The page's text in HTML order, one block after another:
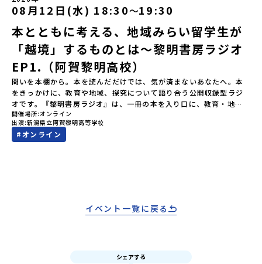
知メールをお受け取りいただけません。その場合は、
「@miratabi.jp」からのメールを受信できるよう設定をお願いいた
します。※結果に関する個別のお問合せにはお答えしておりません
ので、ご了承ください。・お申し込みについてお申込はお一人様1回
限りです。PC・スマートフォンからお申込ください。申込後の内容
変更はできません。お申込時は、メールアドレスの入力間違いにご
注意ください。・宿泊について１室に複数(同性2～4名程度)で宿泊
いただく予定です。・食事アレルギー対応について個別の詳細なア
レルギー対応希望にはお応えしかねる場合がございます。対応が必
要な場合は必ず事前にご相談ください。・参加取消や急遽参加でき
なくなった場合について参加決定後の参加お取り消しはご遠慮下さ
い。やむを得ないお取り消しの場合はお早めに事務局までご連絡く
ださい。・キャンセルポリシーやむを得ない参加お取り消しの場
加またはプログラム開始後の解除：100％・催行中止について天候な
どの状況等によって開催を見合わせる可能性があります。その場合
にてご連絡いたします。・よくあるご質問その他、よくあるご質問
い方へ〜全体説明を聞いたうえで、「プログラムで何をするの？」
日のプログラムの中身をお伝えします。日時：6月10日(水) 19：
00〜20：00内容：どんなところ？プログラム詳細解説、質疑応答紹
介地域：鹿児島県出水市・出水工業高校/北海道標津町/岩手県八幡
平市/愛媛県鬼北町＊4つの地域のプログラムを1時間でぎゅっとお届
けします。お申し込み：https://c-mirai.jp/events/064069お気
軽にどうぞ！「はじめての一人旅だけど大丈夫？」「どんな体験が
できるの？」そんな保護者様の不安や、中学生のみなさんの素朴な
疑問にスタッフが直接お答えします。チャットでの質問も可能です
ので、ぜひご自宅からリラックスしてご参加ください。▼お申し込
み前に必ずご確認ください・参加規約への同意プログラムへの参加
申し込みいただく前に、「お申し込みに関する各規約」への同意が
の提出をもって参加確定とさせていただきます。当選確認フォーム
合は下記の地域みらい留学公式LINEよりご連絡をお願いします。※
08月12日(水) 18:30〜19:30
本とともに考える、地域みらい留学生が
「越境」するものとは〜黎明書房ラジオ
EP1.（阿賀黎明高校）
問いを本棚から。本を読んだだけでは、気が済まないあなたへ。本
をきっかけに、教育や地域、探究について語り合う公開収録型ラジ
オです。『黎明書房ラジオ』は、一冊の本を入り口に、教育・地
域・暮らし・探究などについて対話するラジオ企画です。本の内容
を紹介したり、要約したりする場ではありません。一冊の本が投げ
かける問いをきっかけに、「地域みらい留学とは何か」「高校魅力
ともに考える、地域みらい留学生が「越境」するものとは地域みら
い留学とは、単に住む場所を変えることなのでしょうか。新しい地
えること。 学校を越えること。 立場や価値観を越えること。一冊
開催場所 オンライン
出演 新潟県立阿賀黎明高等学校
#オンライン
イベント一覧に戻る
シェアする